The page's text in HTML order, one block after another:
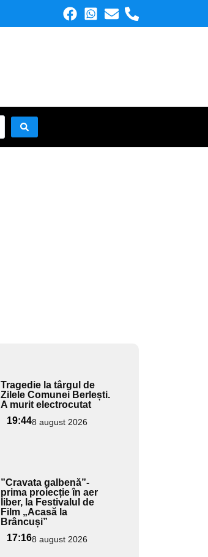
Tragedie la târgul de
Zilele Comunei Berlești.
A murit electrocutat
19:448 august 2026
”Cravata galbenă”-
prima proiecție în aer
liber, la Festivalul de
Film „Acasă la
Brâncuși”
17:168 august 2026